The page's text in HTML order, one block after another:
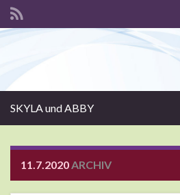
SKYLA und ABBY
11.7.2020ARCHIV